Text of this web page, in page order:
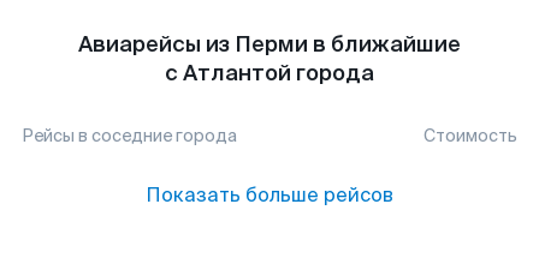
Авиарейсы из Перми в ближайшие
с Атлантой города
Рейсы в соседние города Стоимость
Показать больше рейсов